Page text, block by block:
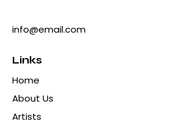
info@email.com
Links
Home
About Us
Artists